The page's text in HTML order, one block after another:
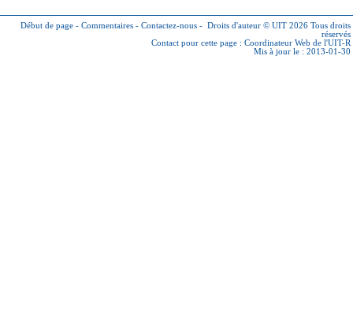
Début de page - Commentaires - Contactez-nous - Droits d'auteur © UIT 2026 Tous droits
réservés
Contact pour cette page : Coordinateur Web de l'UIT-R
Mis à jour le : 2013-01-30